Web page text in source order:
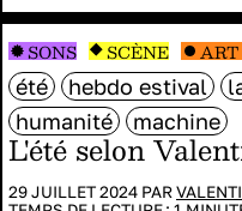
L'été selon
29 JUILLET 2024 PAR
été hebdo estival
humanité
machine
SONS SCÈNE